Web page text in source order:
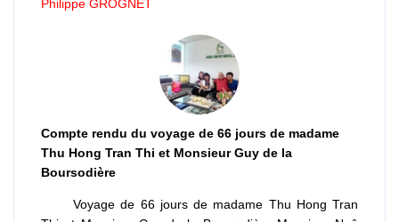
Philippe GROGNET
Compte rendu du voyage de 66 jours de madame
Thu Hong Tran Thi et Monsieur Guy de la
Boursodière
Voyage de 66 jours de madame Thu Hong Tran